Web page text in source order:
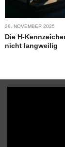
28. NOVEMBER 2025
Die H-
nicht langweilig